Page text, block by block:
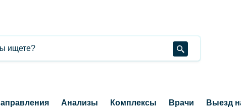
Анализы Комплексы Врачи Выезд